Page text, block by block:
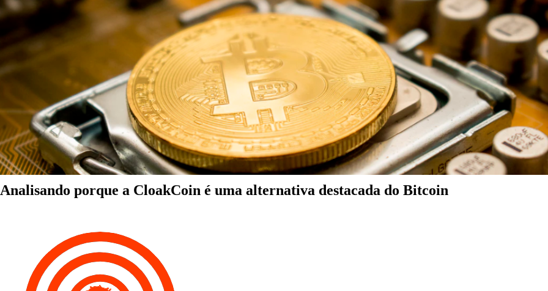
Analisando porque a CloakCoin é uma alternativa destacada do Bitcoin